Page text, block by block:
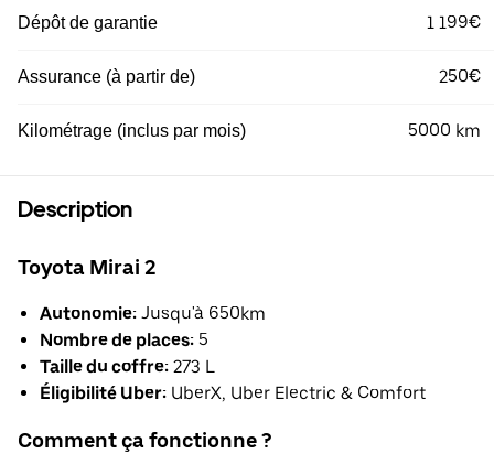
Dépôt de garantie 1 199€
Assurance (à partir de) 250€
Kilométrage (inclus par mois) 5000 km
Description
Toyota Mirai 2
Autonomie: Jusqu'à 650km
Nombre de places: 5
Taille du coffre: 273 L
Éligibilité Uber: UberX, Uber Electric & Comfort
Comment ça fonctionne ?